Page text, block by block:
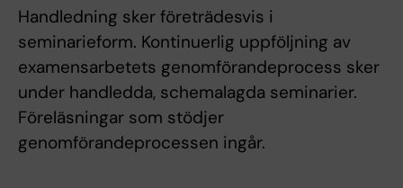
Handledning sker företrädesvis i
seminarieform. Kontinuerlig uppföljning av
examensarbetets genomförandeprocess sker
under handledda, schemalagda seminarier.
Föreläsningar som stödjer
genomförandeprocessen ingår.